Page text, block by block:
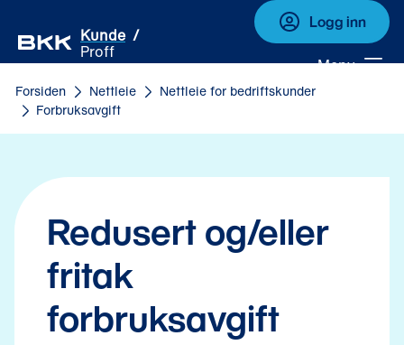
Kunde
Proff
Logg inn
Meny
Forsiden Nettleie
Nettleie for bedriftskunder
Forbruksavgift
Redusert og/eller
fritak
forbruksavgift